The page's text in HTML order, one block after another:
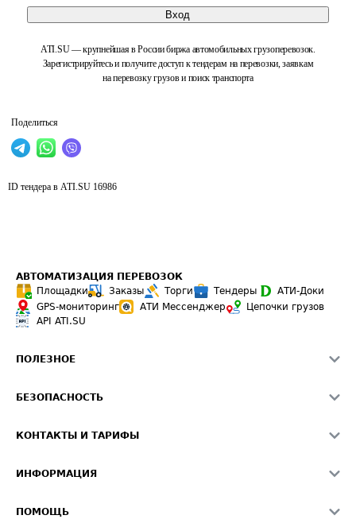
Вход
ATI.SU — крупнейшая в России биржа автомобильных грузоперевозок.
Зарегистрируйтесь и получите доступ к тендерам на перевозки, заявкам
на перевозку грузов и поиск транспорта
Поделиться
ID тендера в ATI.SU 16986
АВТОМАТИЗАЦИЯ ПЕРЕВОЗОК
Площадки
Заказы Торги Тендеры
АТИ-Доки
GPS-мониторинг
АТИ Мессенджер
Цепочки грузов
API ATI.SU
ПОЛЕЗНОЕ
Звезды ATI.SU на вашем сайте
Средние ставки
БЕЗОПАСНОСТЬ
Светофор+
О формировании Паспорта
КОНТАКТЫ И ТАРИФЫ
Реклама на сайте
ИНФОРМАЦИЯ
ПОМОЩЬ